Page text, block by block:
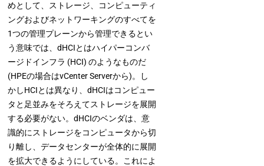
めとして、ストレージ、コンピューティ
ングおよびネットワーキングのすべてを
1つの管理プレーンから管理できるとい
う意味では、dHCIとはハイパーコンバ
ージドインフラ (HCI) のようなものだ
(HPEの場合はvCenter Serverから)。し
かしHCIとは異なり、dHCIはコンピュー
タと足並みをそろえてストレージを展開
する必要がない。dHCIのベンダは、意
識的にストレージをコンピュータから切
り離し、データセンターが全体的に展開
を拡大できるようにしている。これによ